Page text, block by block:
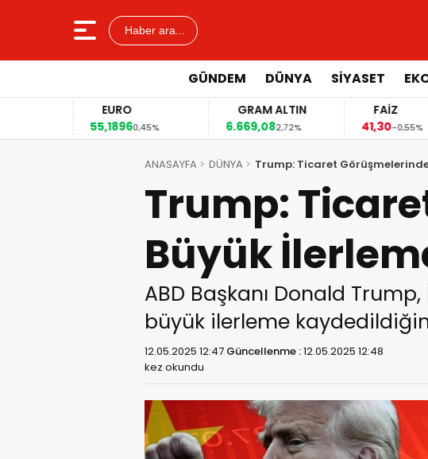
Haber ara...
GÜNDEM DÜNYA SİYASET
EURO
55,18960,45%
GRAM ALTIN
6.669,082,72%
FAİZ
41,30-0,55%
ANASAYFA DÜNYA Trump: Ticaret
Trump:
Büyük
ABD Başkanı Donald
büyük ilerleme
12.05.2025 12:47 Güncellenme :12.05.2025 12:48
kez okundu